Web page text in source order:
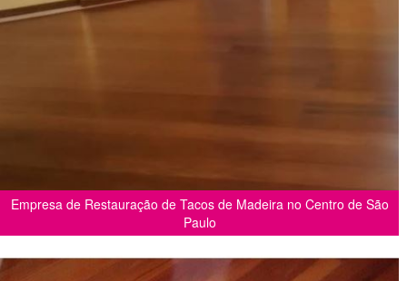
Empresa de Restauração de Tacos de Madeira no Centro de São
Paulo